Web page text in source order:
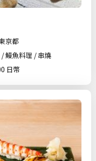
京都
鰻魚料理 / 串燒
日幣